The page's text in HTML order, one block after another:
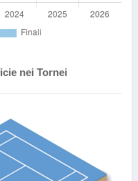
nei Tornei